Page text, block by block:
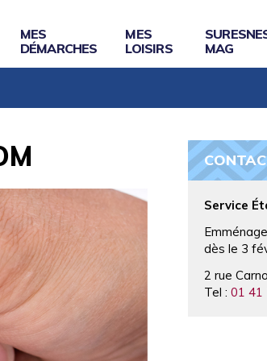
MES
DÉMARCHES
MES
LOISIRS
MAG
Service
dès le 3
2 rue
Tel : 01 41